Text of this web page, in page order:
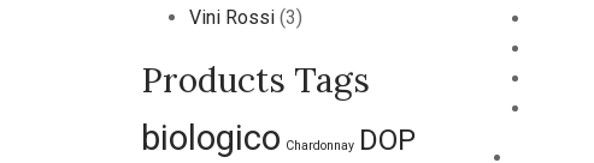
Vini Rossi (3)
Products Tags
biologico Chardonnay DOP